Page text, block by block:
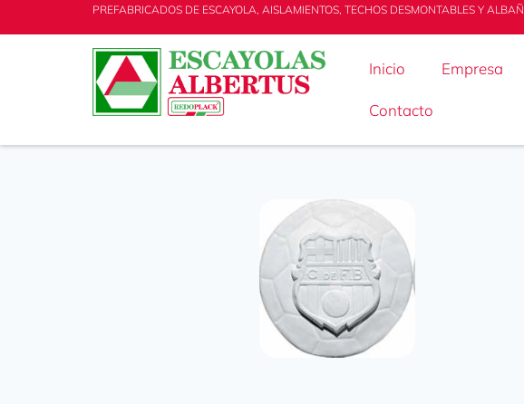
PREFABRICADOS DE ESCAYOLA, AISLAMIENTOS, TECHOS DESMONTABLES Y
Inicio Empresa
Contacto